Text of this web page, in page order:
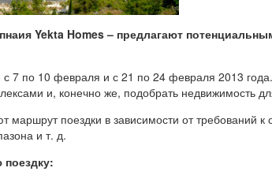
Yekta Homes – предлагают
7 по 10 февраля и с 21 по 24 февраля 2013
и, конечно же, подобрать недвижимость
маршрут поездки в зависимости от требований
и т. д.